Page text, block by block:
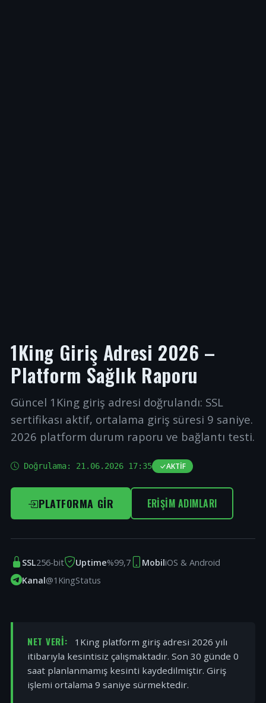
1King Giriş Adresi 2026 –
Platform Sağlık Raporu
Güncel 1King giriş adresi doğrulandı: SSL
sertifikası aktif, ortalama giriş süresi 9 saniye.
2026 platform durum raporu ve bağlantı testi.
Doğrulama: 21.06.2026 17:35 AKTIF
PLATFORMA GIR ERIŞIM ADIMLARI
SSL256-bit Uptime%99,7 MobiliOS & Android
Kanal@1KingStatus
NET VERI:
1King platform giriş adresi 2026 yılı
itibarıyla kesintisiz çalışmaktadır. Son 30 günde 0
saat planlanmamış kesinti kaydedilmiştir. Giriş
işlemi ortalama 9 saniye sürmektedir.